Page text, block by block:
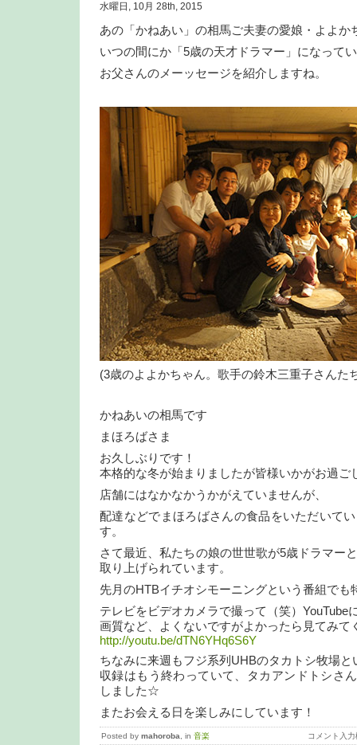
水曜日, 10月 28th, 2015
あの「かねあい」の相馬ご夫妻の愛娘・よよか
いつの間にか「5歳の天才ドラマー」になって
お父さんのメーッセージを紹介しますね。
(3歳のよよかちゃん。歌手の鈴木三重子さんた
かねあいの相馬です
まほろばさま
お久しぶりです！
本格的な冬が始まりましたが皆様いかがお過ご
店舗にはなかなかうかがえていませんが、
配達などでまほろばさんの食品をいただいて
す。
さて最近、私たちの娘の世世歌が5歳ドラマー
取り上げられています。
先月のHTBイチオシモーニングという番組でも
テレビをビデオカメラで撮って（笑）YouTube
画質など、よくないですがよかったら見てみて
http://youtu.be/dTN6YHq6S6Y
ちなみに来週もフジ系列UHBのタカトシ牧場と
収録はもう終わっていて、タカアンドトシさ
しました☆
またお会える日を楽しみにしています！
Posted by mahoroba , in 音楽 コメント入力